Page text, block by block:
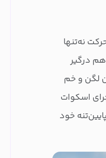
نه‌تنها
درگیر
لگن و خم
اسکوات
خود